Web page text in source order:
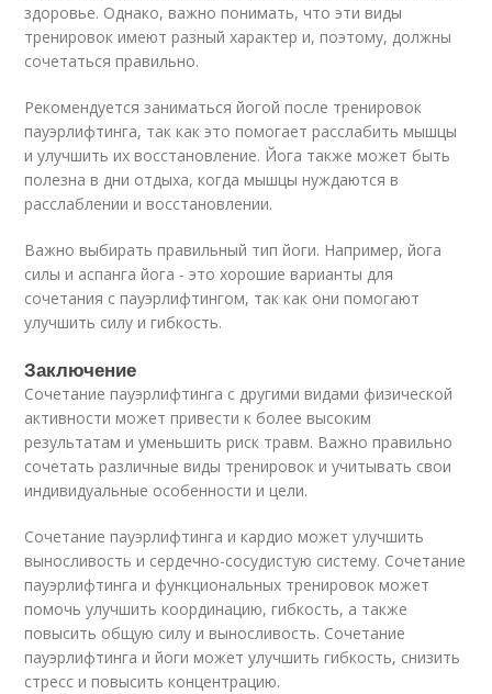
здоровье. Однако, важно понимать, что эти виды
тренировок имеют разный характер и, поэтому, должны
сочетаться правильно.
Рекомендуется заниматься йогой после тренировок
пауэрлифтинга, так как это помогает расслабить мышцы
и улучшить их восстановление. Йога также может быть
полезна в дни отдыха, когда мышцы нуждаются в
расслаблении и восстановлении.
Важно выбирать правильный тип йоги. Например, йога
силы и аспанга йога - это хорошие варианты для
сочетания с пауэрлифтингом, так как они помогают
улучшить силу и гибкость.
Заключение
Сочетание пауэрлифтинга с другими видами физической
активности может привести к более высоким
результатам и уменьшить риск травм. Важно правильно
сочетать различные виды тренировок и учитывать свои
индивидуальные особенности и цели.
Сочетание пауэрлифтинга и кардио может улучшить
выносливость и сердечно-сосудистую систему. Сочетание
пауэрлифтинга и функциональных тренировок может
помочь улучшить координацию, гибкость, а также
повысить общую силу и выносливость. Сочетание
пауэрлифтинга и йоги может улучшить гибкость, снизить
стресс и повысить концентрацию.